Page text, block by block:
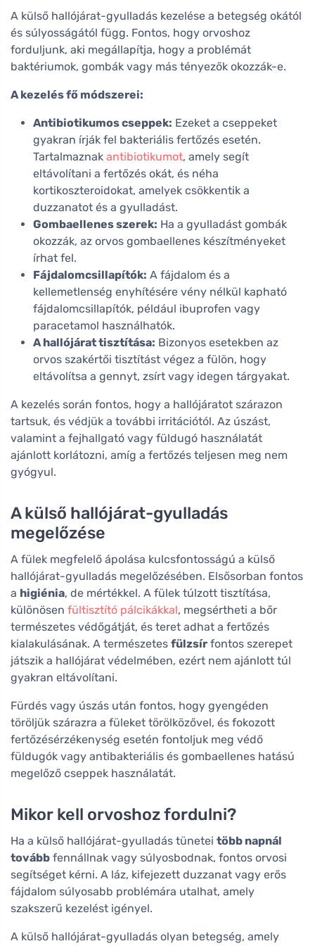
A külső hallójárat-gyulladás kezelése a betegség okától
és súlyosságától függ. Fontos, hogy orvoshoz
forduljunk, aki megállapítja, hogy a problémát
baktériumok, gombák vagy más tényezők okozzák-e.
A kezelés fő módszerei:
Antibiotikumos cseppek: Ezeket a cseppeket
gyakran írják fel bakteriális fertőzés esetén.
Tartalmaznak antibiotikumot, amely segít
eltávolítani a fertőzés okát, és néha
kortikoszteroidokat, amelyek csökkentik a
duzzanatot és a gyulladást.
Gombaellenes szerek: Ha a gyulladást gombák
okozzák, az orvos gombaellenes készítményeket
írhat fel.
Fájdalomcsillapítók: A fájdalom és a
kellemetlenség enyhítésére vény nélkül kapható
fájdalomcsillapítók, például ibuprofen vagy
paracetamol használhatók.
A hallójárat tisztítása: Bizonyos esetekben az
orvos szakértői tisztítást végez a fülön, hogy
eltávolítsa a gennyt, zsírt vagy idegen tárgyakat.
A kezelés során fontos, hogy a hallójáratot szárazon
tartsuk, és védjük a további irritációtól. Az úszást,
valamint a fejhallgató vagy füldugó használatát
ajánlott korlátozni, amíg a fertőzés teljesen meg nem
gyógyul.
A külső hallójárat-gyulladás
megelőzése
A fülek megfelelő ápolása kulcsfontosságú a külső
hallójárat-gyulladás megelőzésében. Elsősorban fontos
a higiénia, de mértékkel. A fülek túlzott tisztítása,
különösen fültisztító pálcikákkal, megsértheti a bőr
természetes védőgátját, és teret adhat a fertőzés
kialakulásának. A természetes fülzsír fontos szerepet
játszik a hallójárat védelmében, ezért nem ajánlott túl
gyakran eltávolítani.
Fürdés vagy úszás után fontos, hogy gyengéden
töröljük szárazra a füleket törölközővel, és fokozott
fertőzésérzékenység esetén fontoljuk meg védő
füldugók vagy antibakteriális és gombaellenes hatású
megelőző cseppek használatát.
Mikor kell orvoshoz fordulni?
Ha a külső hallójárat-gyulladás tünetei több napnál
tovább fennállnak vagy súlyosbodnak, fontos orvosi
segítséget kérni. A láz, kifejezett duzzanat vagy erős
fájdalom súlyosabb problémára utalhat, amely
szakszerű kezelést igényel.
A külső hallójárat-gyulladás olyan betegség, amely